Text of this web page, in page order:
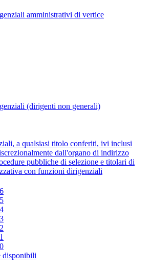
amministrativi di vertice
(dirigenti non generali)
a qualsiasi titolo conferiti, ivi inclusi
dall'organo di indirizzo
pubbliche di selezione e titolari di
con funzioni dirigenziali
disponibili